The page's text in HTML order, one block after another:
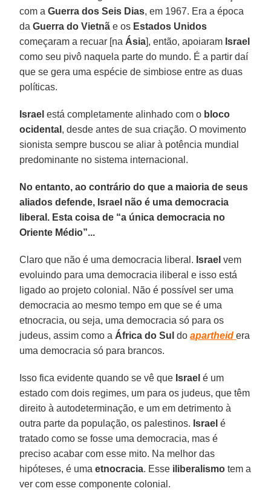
com aGuerra dos Seis Dias, em 1967. Era a época
daGuerra do Vietnã e os Estados Unidos
começaram a recuar [na Ásia], então, apoiaram Israel
como seu pivô naquela parte do mundo. É a partir daí
que se gera uma espécie de simbiose entre as duas
políticas.
Israel está completamente alinhado com o bloco
ocidental , desde antes de sua criação. O movimento
sionista sempre buscou se aliar à potência mundial
predominante no sistema internacional.
No entanto, ao contrário do que a maioria de seus
aliados defende, Israel não é uma democracia
liberal. Esta coisa de “a única democracia no
Oriente Médio”...
Claro que não é uma democracia liberal. Israel vem
evoluindo para uma democracia iliberal e isso está
ligado ao projeto colonial. Não é possível ser uma
democracia ao mesmo tempo em que se é uma
etnocracia, ou seja, uma democracia só para os
judeus, assim como a África do Sul doapartheid era
uma democracia só para brancos.
Isso fica evidente quando se vê que Israel é um
estado com dois regimes, um para os judeus, que têm
direito à autodeterminação, e um em detrimento à
outra parte da população, os palestinos. Israel é
tratado como se fosse uma democracia, mas é
preciso acabar com esse mito. Na melhor das
hipóteses, é umaetnocracia. Esse iliberalismo tem a
ver com esse componente colonial.